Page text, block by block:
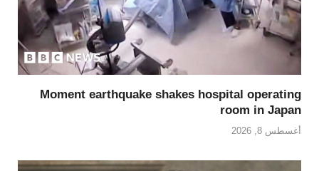
Moment earthquake shakes hospital operating
room in Japan
أغسطس 8, 2026